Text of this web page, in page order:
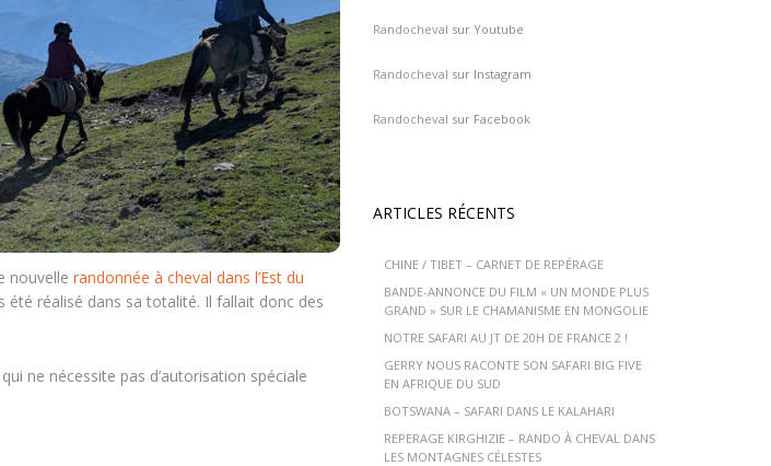
nouvelle randonnée à cheval dans l’Est du
été réalisé dans sa totalité. Il fallait donc des
ne nécessite pas d’autorisation spéciale
Randocheval sur Youtube
Randocheval sur Instagram
Randocheval sur Facebook
ARTICLES RÉCENTS
CHINE / TIBET – CARNET DE REPÉRAGE
BANDE-ANNONCE DU FILM « UN MONDE PLUS
GRAND » SUR LE CHAMANISME EN MONGOLIE
NOTRE SAFARI AU JT DE 20H DE FRANCE 2 !
GERRY NOUS RACONTE SON SAFARI BIG FIVE
EN AFRIQUE DU SUD
BOTSWANA – SAFARI DANS LE KALAHARI
REPERAGE KIRGHIZIE – RANDO À CHEVAL DANS
LES MONTAGNES CÉLESTES